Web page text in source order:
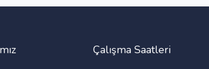
Çalışma Saatleri